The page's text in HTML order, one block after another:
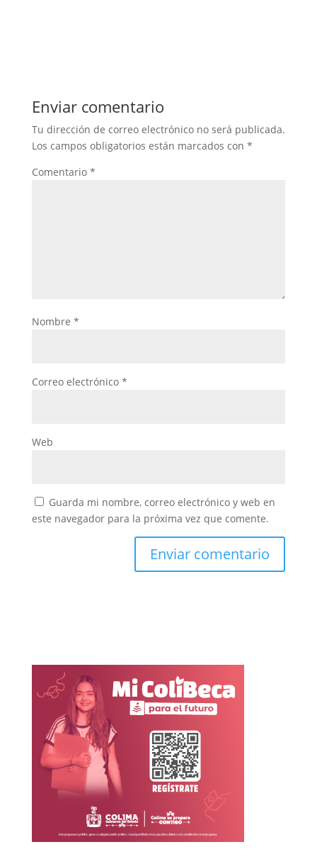
Enviar comentario
Tu dirección de correo electrónico no será publicada.
Los campos obligatorios están marcados con *
Comentario *
Nombre *
Correo electrónico *
Web
Guarda mi nombre, correo electrónico y web en
este navegador para la próxima vez que comente.